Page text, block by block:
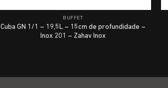
BUFFET
Cuba GN 1/1 – 19,5L – 15cm de profundidade –
Inox 201 – Zahav Inox